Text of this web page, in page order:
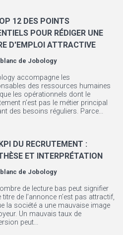
12 DES POINTS
POUR RÉDIGER UNE
D'EMPLOI ATTRACTIVE
de Jobology
accompagne les
des ressources humaines
les opérationnels dont le
n’est pas le métier principal
des besoins réguliers. Parce...
DU RECRUTEMENT :
ET INTERPRÉTATION
de Jobology
de lecture bas peut signifier
titre de l’annonce n’est pas attractif,
la société a une mauvaise image
Un mauvais taux de
peut...